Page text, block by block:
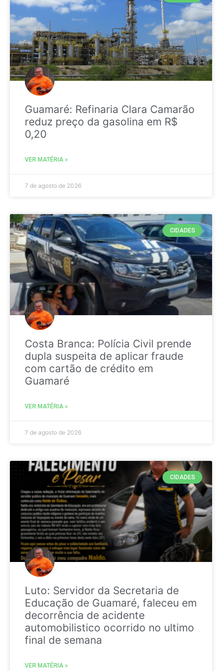
Guamaré: Refinaria Clara Camarão
reduz preço da gasolina em R$
0,20
VER MATÉRIA »
7 de agosto de 2026
CIDADES
Costa Branca: Polícia Civil prende
dupla suspeita de aplicar fraude
com cartão de crédito em
Guamaré
VER MATÉRIA »
7 de agosto de 2026
CIDADES
Luto: Servidor da Secretaria de
Educação de Guamaré, faleceu em
decorrência de acidente
automobilistico ocorrido no ultimo
final de semana
VER MATÉRIA »